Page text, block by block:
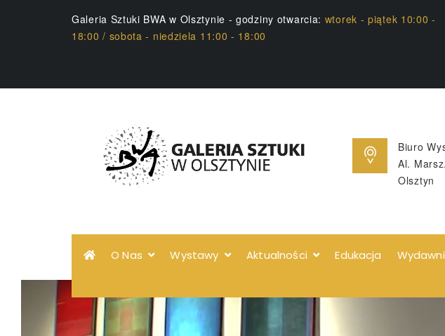
Galeria Sztuki BWA w Olsztynie - godziny otwarcia: wtorek - piątek 10:00 -
18:00 / sobota - niedziela 11:00 - 18:00
Biuro
Al.
Olsztyn
O Nas Wystawy Aktualności Edukacja